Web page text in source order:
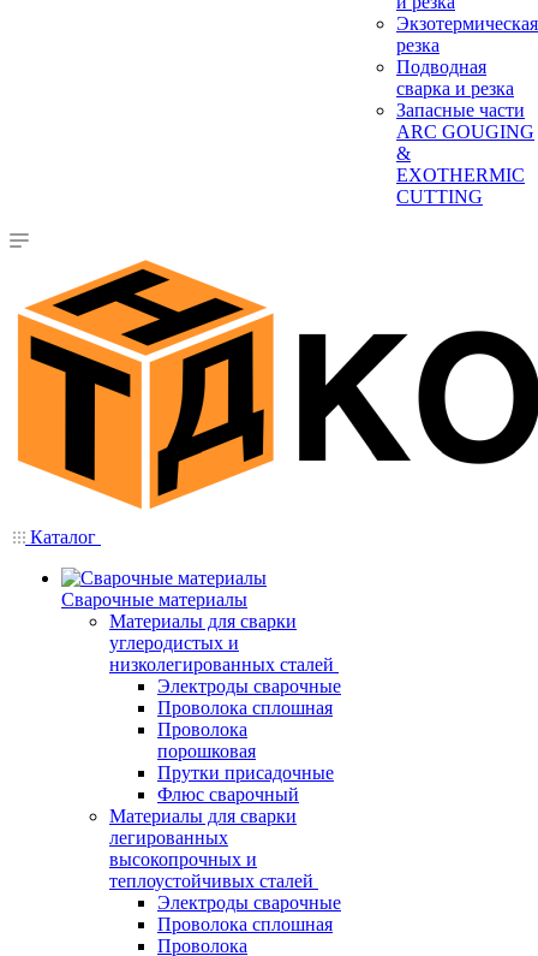
Экзотермическая
резка
Подводная
сварка и резка
Запасные части
ARC GOUGING
&
EXOTHERMIC
CUTTING
Каталог
Сварочные материалы
Материалы для сварки
углеродистых и
низколегированных сталей
Электроды сварочные
Проволока сплошная
Проволока
порошковая
Прутки присадочные
Флюс сварочный
Материалы для сварки
легированных
высокопрочных и
теплоустойчивых сталей
Электроды сварочные
Проволока сплошная
Проволока